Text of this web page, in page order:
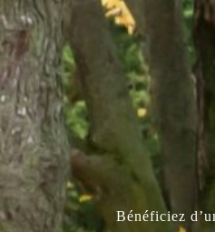
Bénéficiez